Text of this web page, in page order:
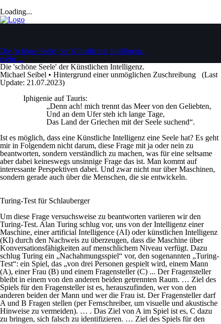
Loading...
Die 'schöne Seele' der Künstlichen Intelligenz.
mehr ...
Die 'schöne Seele' der Künstlichen Intelligenz.
Michael Seibel • Hintergrund einer unmöglichen Zuschreibung (Last
Update: 21.07.2023)
Iphigenie auf Tauris:
„Denn ach! mich trennt das Meer von den Geliebten,
Und an dem Ufer steh ich lange Tage,
Das Land der Griechen mit der Seele suchend“.
Ist es möglich, dass eine Künstliche Intelligenz eine Seele hat? Es geht
mir in Folgendem nicht darum, diese Frage mit ja oder nein zu
beantworten, sondern verständlich zu machen, was für eine seltsame
aber dabei keineswegs unsinnige Frage das ist. Man kommt auf
interessante Perspektiven dabei. Und zwar nicht nur über Maschinen,
sondern gerade auch über die Menschen, die sie entwickeln.
Turing-Test für Schlauberger
Um diese Frage versuchsweise zu beantworten variieren wir den
Turing-Test. Alan Turing schlug vor, uns von der Intelligenz einer
Maschine, einer artificial Intelligence (AI) oder künstlichen Intelligenz
(KI) durch den Nachweis zu überzeugen, dass die Maschine über
Konversationsfähigkeiten auf menschlichem Niveau verfügt. Dazu
schlug Turing ein „Nachahmungsspiel“ vor, den sogenannten „Turing-
Test“: ein Spiel, das „von drei Personen gespielt wird, einem Mann
(A), einer Frau (B) und einem Fragensteller (C) ... Der Fragensteller
bleibt in einem von den anderen beiden getrennten Raum. … Ziel des
Spiels für den Fragensteller ist es, herauszufinden, wer von den
anderen beiden der Mann und wer die Frau ist. Der Fragensteller darf
A und B Fragen stellen (per Fernschreiber, um visuelle und akustische
Hinweise zu vermeiden). … . Das Ziel von A im Spiel ist es, C dazu
zu bringen, sich falsch zu identifizieren. … Ziel des Spiels für den